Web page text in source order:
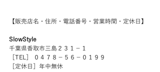
【販売店名・住所・電話番号・営業時間・定休日】
SlowStyle
千葉県香取市三島２３１－１
［TEL］ ０４７８－５６－０１９９
［定休日］年中無休